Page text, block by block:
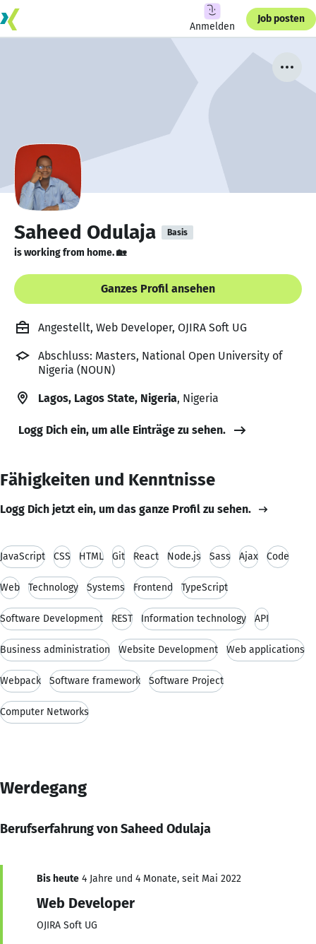
Anmelden
Job posten
Saheed Odulaja Basis
is working from home. 🏡
Ganzes Profil ansehen
Angestellt, Web Developer, OJIRA Soft UG
Abschluss: Masters, National Open University of
Nigeria (NOUN)
Lagos, Lagos State, Nigeria, Nigeria
Logg Dich ein, um alle Einträge zu sehen.
Fähigkeiten und Kenntnisse
Logg Dich jetzt ein, um das ganze Profil zu sehen.
JavaScript CSS HTML Git React Node.js Sass Ajax Code
Web Technology Systems Frontend TypeScript
Software Development REST Information technology API
Business administration Website Development Web applications
Webpack Software framework Software Project
Computer Networks
Werdegang
Berufserfahrung von Saheed Odulaja
Bis heute 4 Jahre und 4 Monate, seit Mai 2022
Web Developer
OJIRA Soft UG